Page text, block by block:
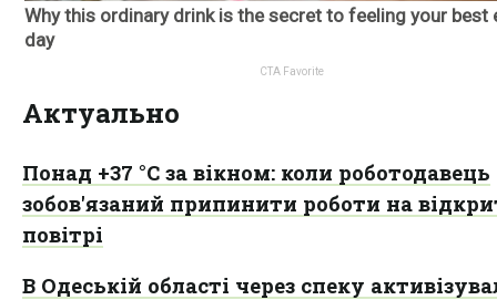
Актуально
Понад +37 °C за вікном: коли роботодавець
зобов'язаний припинити роботи на
повітрі
В Одеській області через спеку